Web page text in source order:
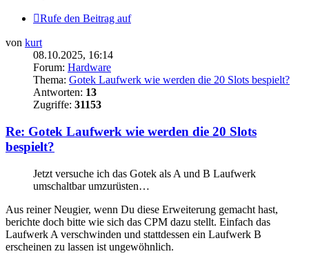
Rufe den Beitrag auf
von kurt
08.10.2025, 16:14
Forum: Hardware
Thema: Gotek Laufwerk wie werden die 20 Slots bespielt?
Antworten: 13
Zugriffe: 31153
Re: Gotek Laufwerk wie werden die 20 Slots
bespielt?
Jetzt versuche ich das Gotek als A und B Laufwerk
umschaltbar umzurüsten…
Aus reiner Neugier, wenn Du diese Erweiterung gemacht hast,
berichte doch bitte wie sich das CPM dazu stellt. Einfach das
Laufwerk A verschwinden und stattdessen ein Laufwerk B
erscheinen zu lassen ist ungewöhnlich.